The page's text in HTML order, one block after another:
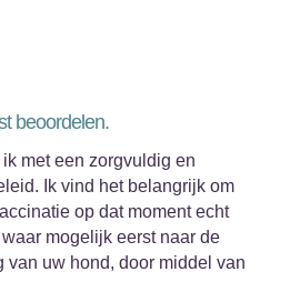
beoordelen.
met een zorgvuldig en
Ik vind het belangrijk om
op dat moment echt
mogelijk eerst naar de
van uw hond, door middel van